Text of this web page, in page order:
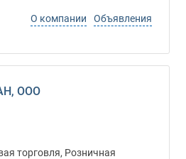
О компании
Объявления
ООО
торговля, Розничная